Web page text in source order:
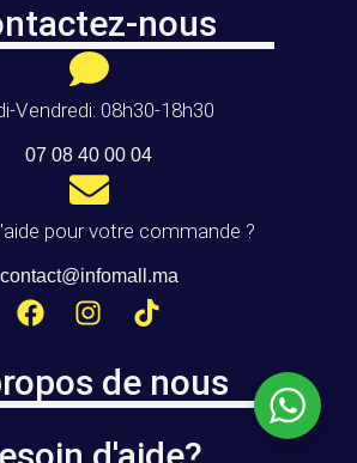
nous
Vendredi: 08h30-18h30
07 08 40 00 04
pour votre commande ?
contact@infomall.ma
de nous